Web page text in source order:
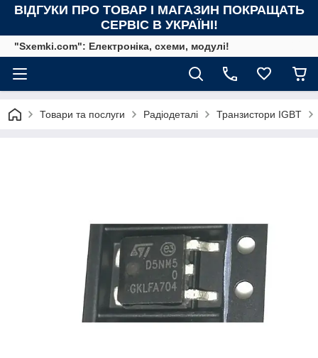
ВІДГУКИ ПРО ТОВАР І МАГАЗИН ПОКРАЩАТЬ
СЕРВІС В УКРАЇНІ!
"Sxemki.com": Електроніка, схеми, модулі!
Товари та послуги Радіодеталі Транзистори IGBT